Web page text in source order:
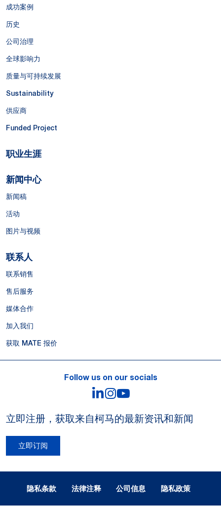
成功案例
历史
公司治理
全球影响力
质量与可持续发展
Sustainability
供应商
Funded Project
职业生涯
新闻中心
新闻稿
活动
图片与视频
联系人
联系销售
售后服务
媒体合作
加入我们
获取 MATE 报价
Follow us on our socials
LinkedIn
Instagram
立即注册，获取来自柯马的最新资讯和新闻
立即订阅
隐私条款 法律注释 公司信息 隐私政策